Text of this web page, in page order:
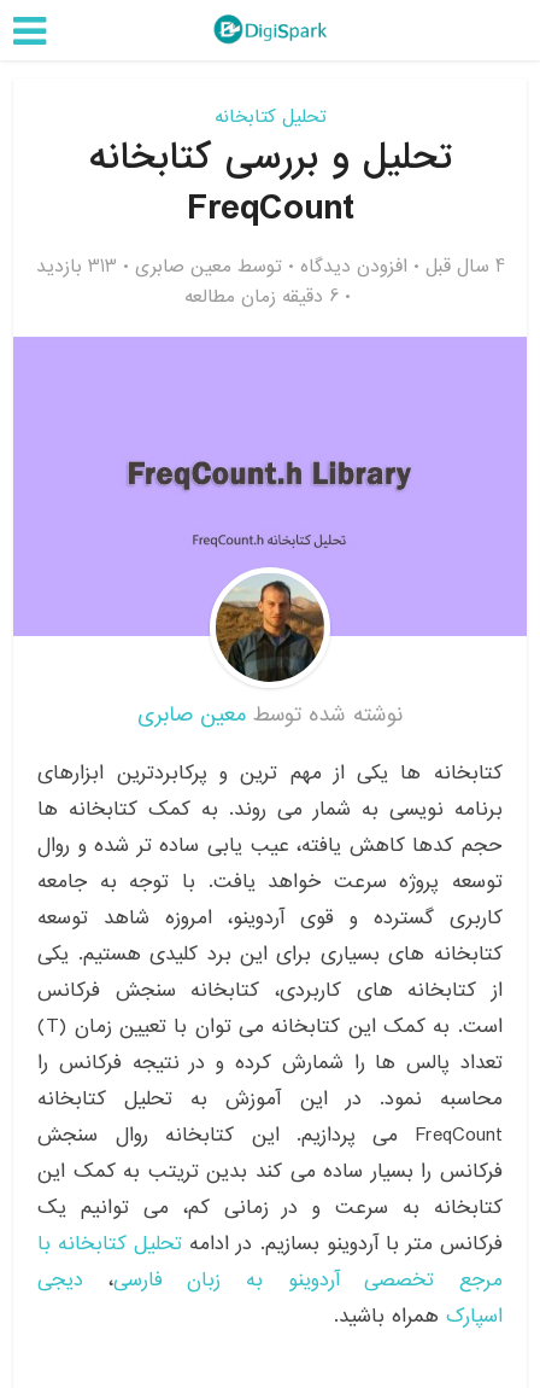
تحلیل کتابخانه
تحلیل و بررسی کتابخانه
FreqCount
4 سال قبل افزودن دیدگاه توسط معین صابری
313 بازدید
6 دقیقه زمان مطالعه
نوشته شده توسط معین صابری
کتابخانه ها یکی از مهم ترین و پرکابردترین ابزارهای
برنامه نویسی به شمار می روند. به کمک کتابخانه ها
حجم کدها کاهش یافته، عیب یابی ساده تر شده و روال
توسعه پروژه سرعت خواهد یافت. با توجه به جامعه
کاربری گسترده و قوی آردوینو، امروزه شاهد توسعه
کتابخانه های بسیاری برای این برد کلیدی هستیم. یکی
از کتابخانه های کاربردی، کتابخانه سنجش فرکانس
است. به کمک این کتابخانه می توان با تعیین زمان (T)
تعداد پالس ها را شمارش کرده و در نتیجه فرکانس را
محاسبه نمود. در این آموزش به تحلیل کتابخانه
FreqCount می پردازیم. این کتابخانه روال سنجش
فرکانس را بسیار ساده می کند بدین تریتب به کمک این
کتابخانه به سرعت و در زمانی کم، می توانیم یک
فرکانس متر با آردوینو بسازیم. در ادامه تحلیل کتابخانه با
مرجع تخصصی آردوینو به زبان فارسی، دیجی
اسپارک همراه باشید.